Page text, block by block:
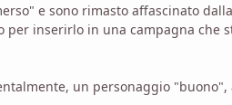
e sono rimasto affascinato dalla
inserirlo in una campagna che
un personaggio "buono",